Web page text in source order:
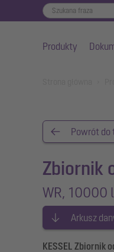
Produkty
Powrót do
Zbiornik
WR, 10000
Arkusz
KESSEL Zbiornik